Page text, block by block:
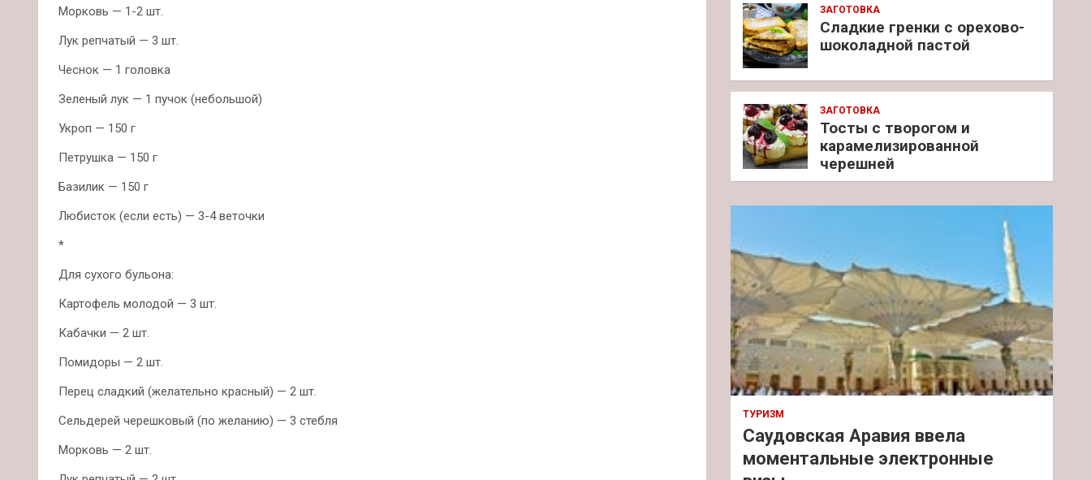
Морковь — 1-2 шт.
Лук репчатый — 3 шт.
Чеснок — 1 головка
Зеленый лук — 1 пучок (небольшой)
Укроп — 150 г
Петрушка — 150 г
Базилик — 150 г
Любисток (если есть) — 3-4 веточки
*
Для сухого бульона:
Картофель молодой — 3 шт.
Кабачки — 2 шт.
Помидоры — 2 шт.
Перец сладкий (желательно красный) — 2 шт.
Сельдерей черешковый (по желанию) — 3 стебля
Морковь — 2 шт.
ЗАГОТОВКА
Сладкие гренки с орехово-
шоколадной пастой
ЗАГОТОВКА
Тосты с творогом и
карамелизированной
черешней
ТУРИЗМ
Саудовская Аравия ввела
моментальные электронные